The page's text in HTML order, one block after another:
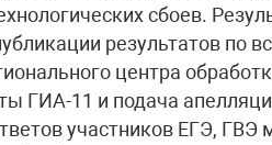
сбоев.
результатов по
центра
ГИА-11 и подача
участников ЕГЭ, ГВЭ